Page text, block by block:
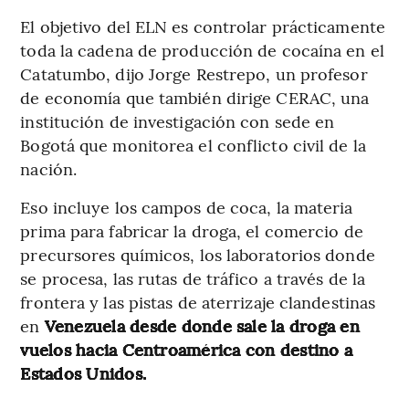
El objetivo del ELN es controlar prácticamente
toda la cadena de producción de cocaína en el
Catatumbo, dijo Jorge Restrepo, un profesor
de economía que también dirige CERAC, una
institución de investigación con sede en
Bogotá que monitorea el conflicto civil de la
nación.
Eso incluye los campos de coca, la materia
prima para fabricar la droga, el comercio de
precursores químicos, los laboratorios donde
se procesa, las rutas de tráfico a través de la
frontera y las pistas de aterrizaje clandestinas
enVenezuela desde donde sale la droga en
vuelos hacia Centroamérica con destino a
Estados Unidos.